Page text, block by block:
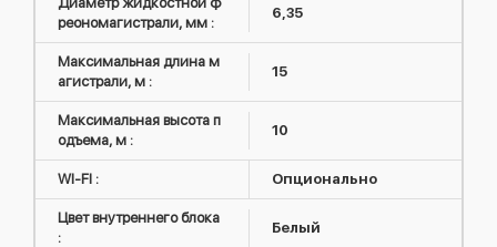
реономагистрали, мм :
6,35
Максимальная длина м
агистрали, м :
15
Максимальная высота п
одъема, м :
10
WI-FI : Опционально
Цвет внутреннего блока
:
Белый